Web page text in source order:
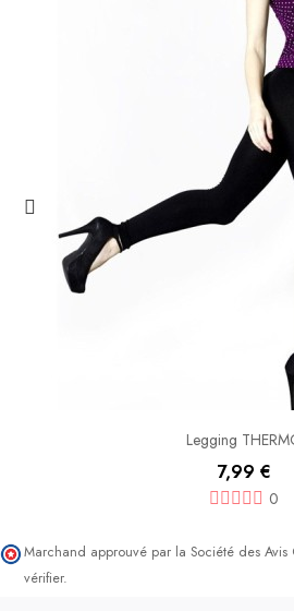
Legging
7,99 €
0
Marchand approuvé par la Société des Avis
vérifier.